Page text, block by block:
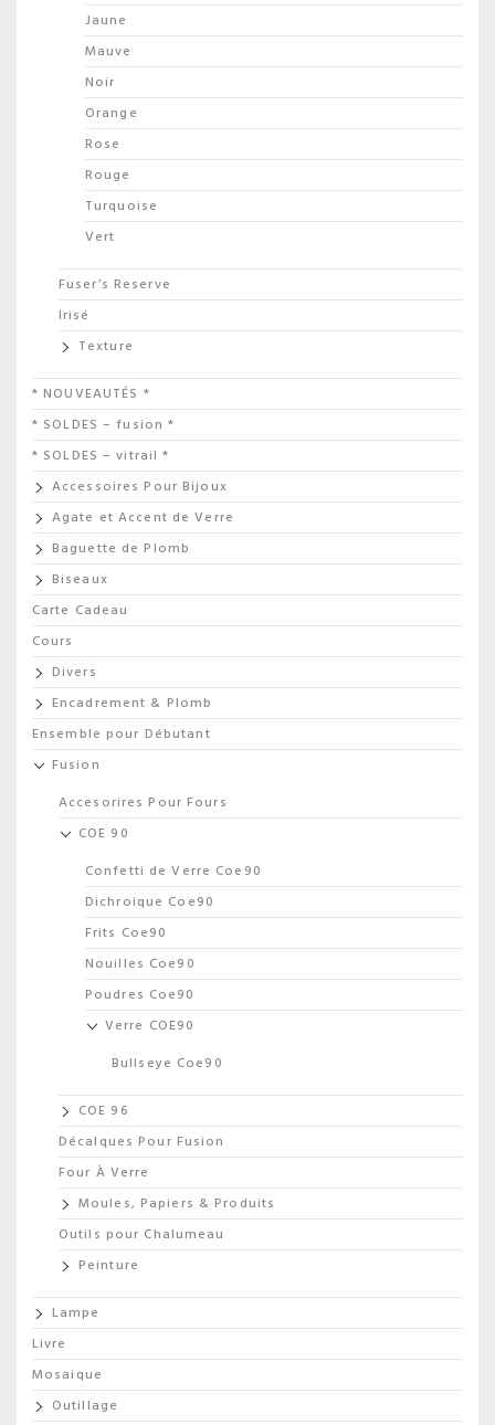
Jaune
Mauve
Noir
Orange
Rose
Rouge
Turquoise
Vert
Fuser’s Reserve
Irisé
Texture
* NOUVEAUTÉS *
* SOLDES – fusion *
* SOLDES – vitrail *
Accessoires Pour Bijoux
Agate et Accent de Verre
Baguette de Plomb
Biseaux
Carte Cadeau
Cours
Divers
Encadrement & Plomb
Ensemble pour Débutant
Fusion
Accesorires Pour Fours
COE 90
Confetti de Verre Coe90
Dichroique Coe90
Frits Coe90
Nouilles Coe90
Poudres Coe90
Verre COE90
Bullseye Coe90
COE 96
Décalques Pour Fusion
Four À Verre
Moules, Papiers & Produits
Outils pour Chalumeau
Peinture
Lampe
Livre
Mosaique
Outillage